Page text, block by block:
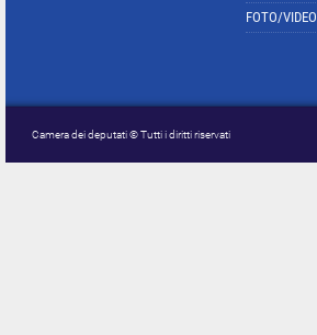
FOTO/VIDEO
Camera dei deputati © Tutti i diritti riservati